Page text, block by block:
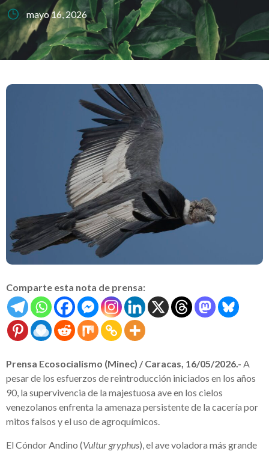
mayo 16, 2026
Comparte esta nota de prensa:
Prensa Ecosocialismo (Minec) / Caracas, 16/05/2026.- A
pesar de los esfuerzos de reintroducción iniciados en los años
90, la supervivencia de la majestuosa ave en los cielos
venezolanos enfrenta la amenaza persistente de la cacería por
mitos falsos y el uso de agroquímicos.
El Cóndor Andino (Vultur gryphus), el ave voladora más grande